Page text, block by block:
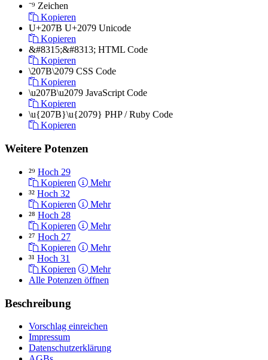
⁻⁹ Zeichen
Kopieren
U+207B U+2079 Unicode
Kopieren
&#8315;&#8313; HTML Code
Kopieren
\207B\2079 CSS Code
Kopieren
\u207B\u2079 JavaScript Code
Kopieren
\u{207B}\u{2079} PHP / Ruby Code
Kopieren
Weitere Potenzen
²⁹ Hoch 29
Kopieren
Mehr
³² Hoch 32
Kopieren
Mehr
²⁸ Hoch 28
Kopieren
Mehr
²⁷ Hoch 27
Kopieren
Mehr
³¹ Hoch 31
Kopieren
Mehr
Alle Potenzen öffnen
Beschreibung
Vorschlag einreichen
Impressum
Datenschutzerklärung